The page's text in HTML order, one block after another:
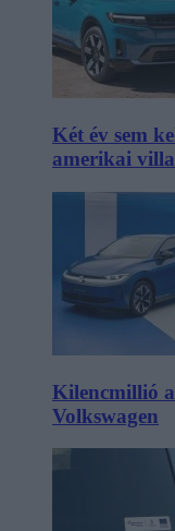
Két év sem
amerikai
Kilencmillió
Volkswagen